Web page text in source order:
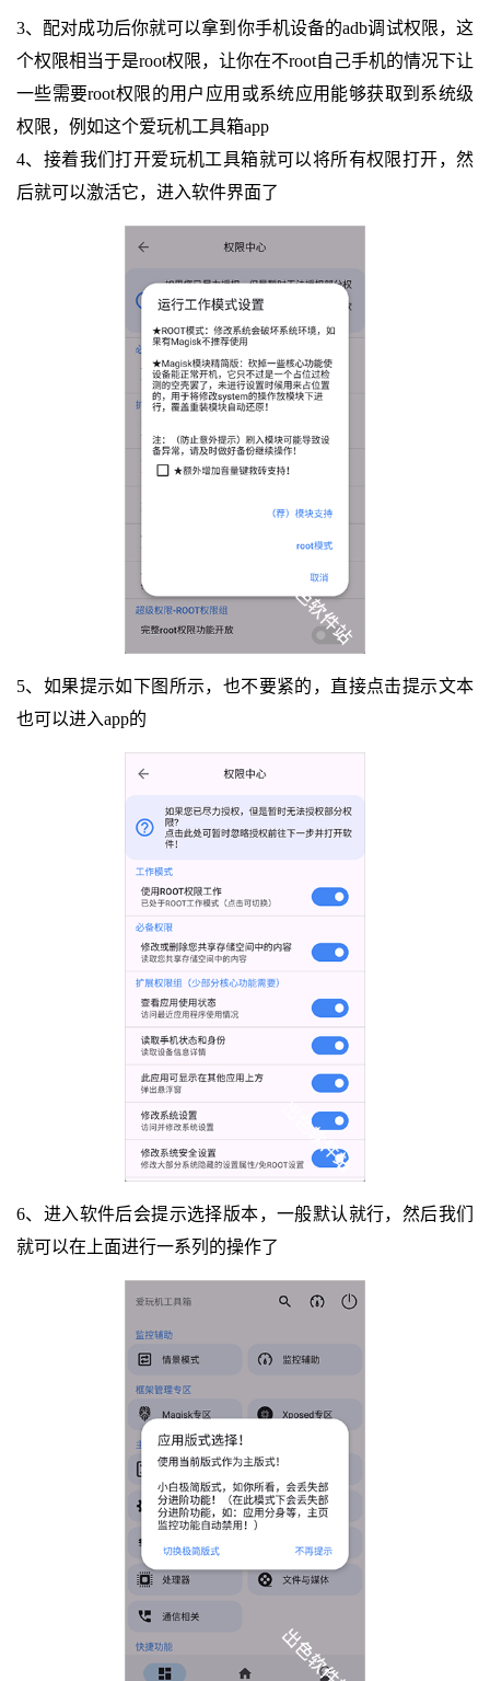
3、配对成功后你就可以拿到你手机设备的adb调试权限，这
个权限相当于是root权限，让你在不root自己手机的情况下让
一些需要root权限的用户应用或系统应用能够获取到系统级
权限，例如这个爱玩机工具箱app
4、接着我们打开爱玩机工具箱就可以将所有权限打开，然
后就可以激活它，进入软件界面了
5、如果提示如下图所示，也不要紧的，直接点击提示文本
也可以进入app的
6、进入软件后会提示选择版本，一般默认就行，然后我们
就可以在上面进行一系列的操作了